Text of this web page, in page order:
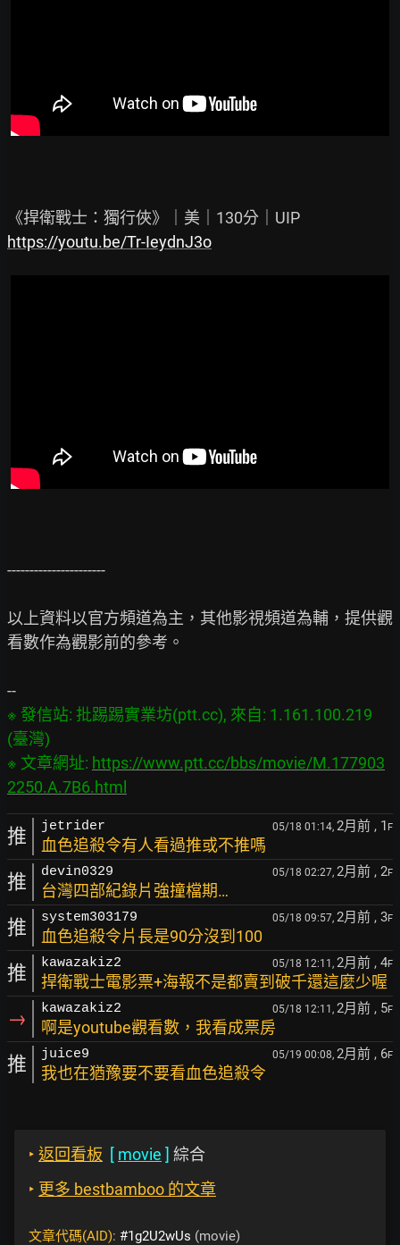
https://youtu.be/Tr-IeydnJ3o
----------------------
以上資料以官方頻道為主，其他影視頻道為輔，提供觀
看數作為觀影前的參考。
※ 發信站: 批踢踢實業坊(ptt.cc), 來自: 1.161.100.219
(臺灣)
※ 文章網址: https://www.ptt.cc/bbs/movie/M.177903
2250.A.7B6.html
推 jetrider 05/18 01:14, 2月前 , 1 F
血色追殺令有人看過推或不推嗎
推 devin0329 05/18 02:27, 2月前 , 2F
台灣四部紀錄片強撞檔期…
推 system303179 05/18 09:57, 2月前 , 3F
血色追殺令片長是90分沒到100
推 kawazakiz2 05/18 12:11, 2月前 , 4F
捍衛戰士電影票+海報不是都賣到破千還這麼少喔
→ kawazakiz2 05/18 12:11, 2月前 , 5F
啊是youtube觀看數，我看成票房
推 juice9 05/19 00:08, 2月前 , 6F
我也在猶豫要不要看血色追殺令
‣ 返回看板 [ movie ] 綜合
‣ 更多 bestbamboo 的文章
文章代碼(AID): #1g2U2wUs (movie)